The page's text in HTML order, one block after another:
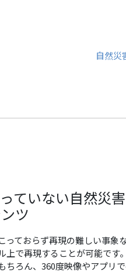
自然災
ていない自然災
ツ
っておらず再現の難しい事象
上で再現することが可能です。
ちろん、360度映像やアプリで